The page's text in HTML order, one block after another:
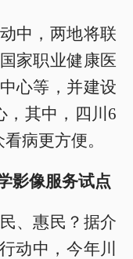
中，两地将联
家职业健康医
心等，并建设
，其中，四川6
病更方便。
影像服务试点
、惠民？据介
动中，今年川